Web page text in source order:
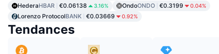
HederaHBAR €0.06138 3.16% OndoONDO €0.3199 0.04%
Lorenzo ProtocolBANK €0.03669 0.92%
Tendances